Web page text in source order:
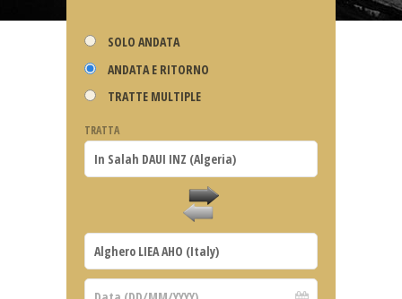
SOLO ANDATA
ANDATA E RITORNO
TRATTE MULTIPLE
TRATTA